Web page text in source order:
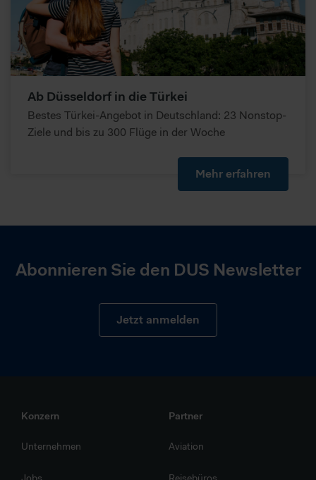
Ab Düsseldorf in die Türkei
Bestes Türkei-Angebot in Deutschland: 23 Nonstop-
Ziele und bis zu 300 Flüge in der Woche
Mehr erfahren
Abonnieren Sie den DUS Newsletter
Jetzt anmelden
Konzern
Unternehmen
Partner
Aviation